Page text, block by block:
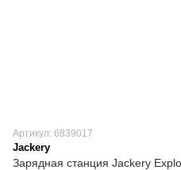
Артикул: 6839017
Jackery
Зарядная станция Jackery